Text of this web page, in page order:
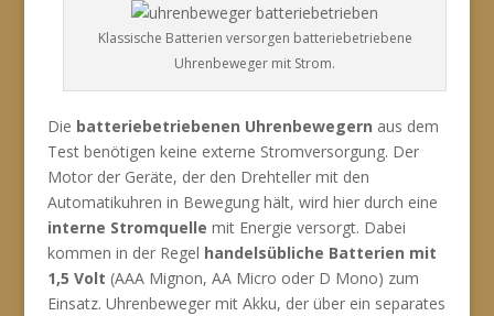
Klassische Batterien versorgen batteriebetriebene
Uhrenbeweger mit Strom.
Die batteriebetriebenen Uhrenbewegern aus dem
Test benötigen keine externe Stromversorgung. Der
Motor der Geräte, der den Drehteller mit den
Automatikuhren in Bewegung hält, wird hier durch eine
interne Stromquelle mit Energie versorgt. Dabei
kommen in der Regel handelsübliche Batterien mit
1,5 Volt (AAA Mignon, AA Micro oder D Mono) zum
Einsatz. Uhrenbeweger mit Akku, der über ein separates